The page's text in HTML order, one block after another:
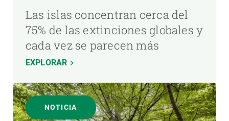
Las islas concentran cerca del
75% de las extinciones globales y
cada vez se parecen más
EXPLORAR
NOTICIA